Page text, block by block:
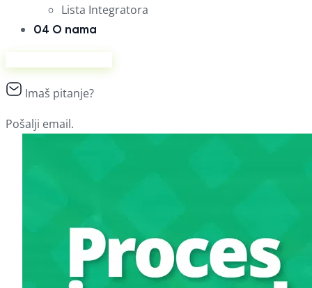
Lista Integratora
04 O nama
Imaš pitanje?
Pošalji email.